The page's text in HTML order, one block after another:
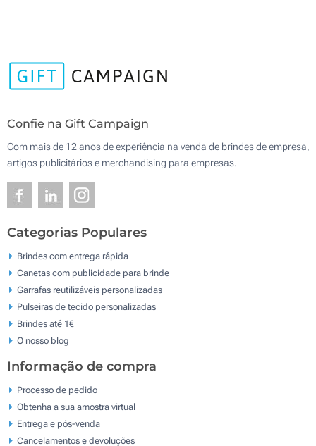
Confie na Gift Campaign
Com mais de 12 anos de experiência na venda de brindes de empresa,
artigos publicitários e merchandising para empresas.
Categorias Populares
Brindes com entrega rápida
Canetas com publicidade para brinde
Garrafas reutilizáveis personalizadas
Pulseiras de tecido personalizadas
Brindes até 1€
O nosso blog
Informação de compra
Processo de pedido
Obtenha a sua amostra virtual
Entrega e pós-venda
Cancelamentos e devoluções